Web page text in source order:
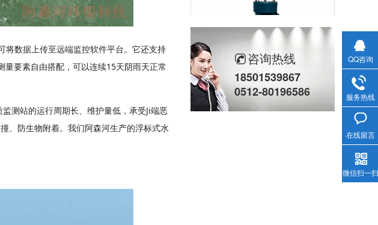
数据上传至远端监控软件平台。它还支持
要素自由搭配，可以连续15天阴雨天正常
测站的运行周期长、维护量低，承受Ji端恶
、防生物附着。我们阿森河生产的浮标式水
立式计量泵(2)
咨询热线
18501539867
0512-80196586
QQ咨询
服务热线
在线留言
微信扫一扫